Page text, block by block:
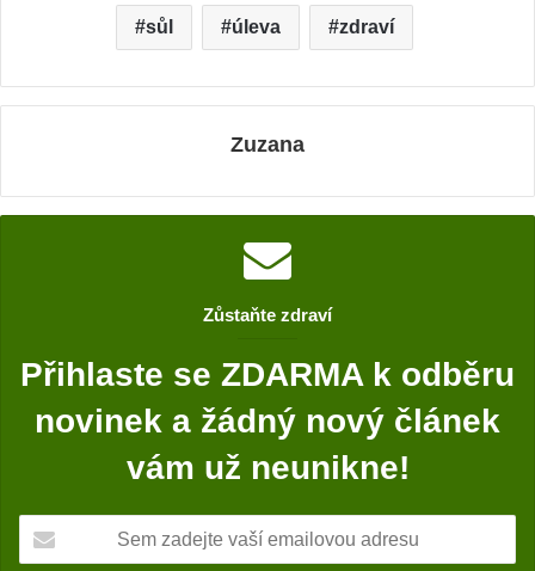
sůl úleva zdraví
Zuzana
Zůstaňte zdraví
Přihlaste se ZDARMA k odběru
novinek a žádný nový článek
vám už neunikne!